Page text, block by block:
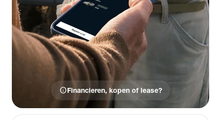
infoFinancieren, kopen of lease?